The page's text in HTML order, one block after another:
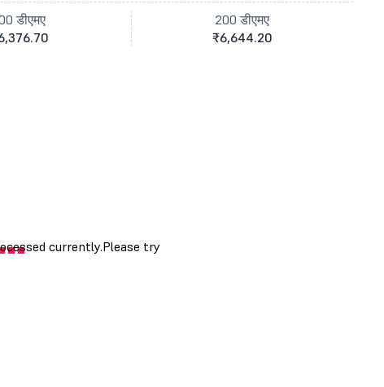
डीएमए
200 डीएमए
₹6,644.20